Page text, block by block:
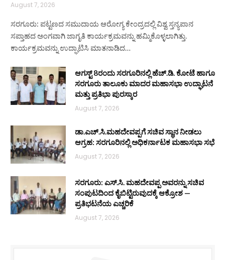
August 7, 2026
ಸರಗೂರು: ಪಟ್ಟಣದ ಸಮುದಾಯ ಆರೋಗ್ಯ ಕೇಂದ್ರದಲ್ಲಿ ವಿಶ್ವ ಸ್ತನ್ಯಪಾನ
ಸಪ್ತಾಹದ ಅಂಗವಾಗಿ ಜಾಗೃತಿ ಕಾರ್ಯಕ್ರಮವನ್ನು ಹಮ್ಮಿಕೊಳ್ಳಲಾಗಿತ್ತು.
ಕಾರ್ಯಕ್ರಮವನ್ನು ಉದ್ಘಾಟಿಸಿ ಮಾತನಾಡಿದ…
ಆಗಸ್ಟ್ 8ರಂದು ಸರಗೂರಿನಲ್ಲಿ ಹೆಚ್.ಡಿ. ಕೋಟೆ ಹಾಗೂ
ಸರಗೂರು ತಾಲೂಕು ಮಾದರ ಮಹಾಸಭಾ ಉದ್ಘಾಟನೆ
ಮತ್ತು ಪ್ರತಿಭಾ ಪುರಸ್ಕಾರ
August 7, 2026
ಡಾ.ಎಚ್.ಸಿ.ಮಹದೇವಪ್ಪಗೆ ಸಚಿವ ಸ್ಥಾನ ನೀಡಲು
ಆಗ್ರಹ: ಸರಗೂರಿನಲ್ಲಿ ಅಧಿಕರ್ನಾಟಕ ಮಹಾಸಭಾ ಸಭೆ
August 7, 2026
ಸರಗೂರು: ಎಸ್.ಸಿ. ಮಹದೇವಪ್ಪ ಅವರನ್ನು ಸಚಿವ
ಸಂಪುಟದಿಂದ ಕೈಬಿಟ್ಟಿರುವುದಕ್ಕೆ ಆಕ್ರೋಶ —
ಪ್ರತಿಭಟನೆಯ ಎಚ್ಚರಿಕೆ
August 7, 2026